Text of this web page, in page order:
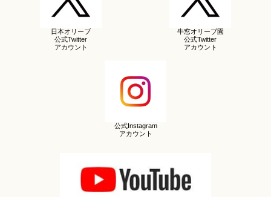
日本オリーブ
公式Twitter
アカウント
牛窓オリーブ園
公式Twitter
アカウント
公式Instagram
アカウント